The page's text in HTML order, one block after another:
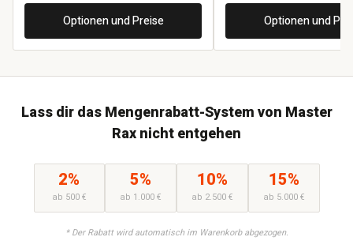
Optionen und Preise Optionen und
Lass dir das Mengenrabatt-System von Master
Rax nicht entgehen
2%
ab 500 €
5%
ab 1.000 €
10%
ab 2.500 €
15%
ab 5.000 €
* Der Rabatt wird automatisch im Warenkorb abgezogen.